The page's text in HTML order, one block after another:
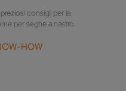
consigli per la
per seghe a nastro.
HOW